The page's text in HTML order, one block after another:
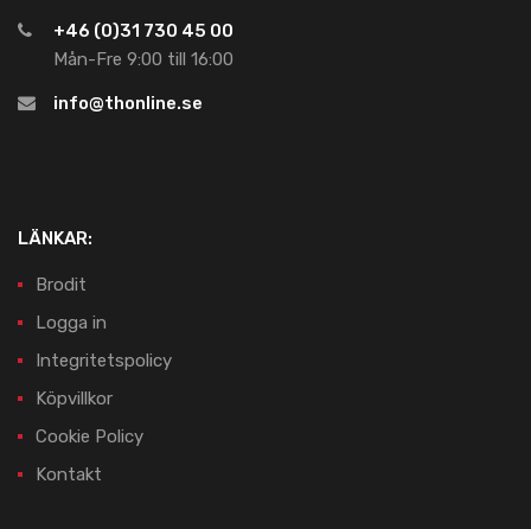
+46 (0)31 730 45 00
Mån-Fre 9:00 till 16:00
info@thonline.se
LÄNKAR:
Brodit
Logga in
Integritetspolicy
Köpvillkor
Cookie Policy
Kontakt